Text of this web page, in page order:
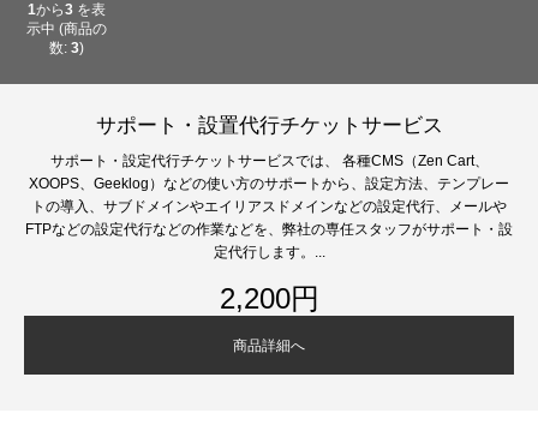
1から3 を表
示中 (商品の
数:3)
サポート・設置代行チケットサービス
サポート・設定代行チケットサービスでは、 各種CMS（Zen Cart、
XOOPS、Geeklog）などの使い方のサポートから、設定方法、テンプレー
トの導入、サブドメインやエイリアスドメインなどの設定代行、メールや
FTPなどの設定代行などの作業などを、弊社の専任スタッフがサポート・設
定代行します。...
2,200円
商品詳細へ